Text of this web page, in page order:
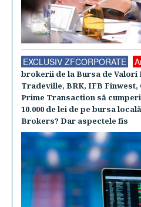
EXCLUSIV ZFCORPORATE
brokerii de la Bursa de Valori
Tradeville, BRK, IFB
Prime Transaction să
10.000 de lei de pe bursa
Brokers? Dar aspectele fis